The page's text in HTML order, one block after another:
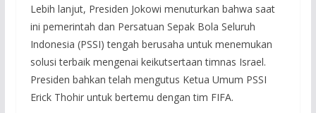
Lebih lanjut, Presiden Jokowi menuturkan bahwa saat
ini pemerintah dan Persatuan Sepak Bola Seluruh
Indonesia (PSSI) tengah berusaha untuk menemukan
solusi terbaik mengenai keikutsertaan timnas Israel.
Presiden bahkan telah mengutus Ketua Umum PSSI
Erick Thohir untuk bertemu dengan tim FIFA.